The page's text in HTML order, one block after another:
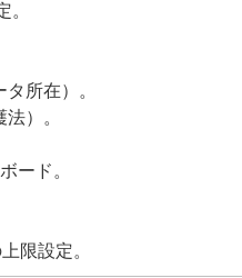
。
所在）。
）。
ード。
限設定。